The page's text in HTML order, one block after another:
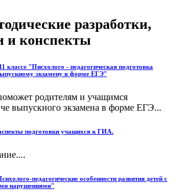
разработки,
и конспекты
классе "Писхолого - педагогическая подготовка
экзамену в форме ЕГЭ"
родителям и учащимся
выпускного экзамена в форме ЕГЭ...
подготовки учащихся к ГИА.
педагогические особенности развития детей с
нарушениями"